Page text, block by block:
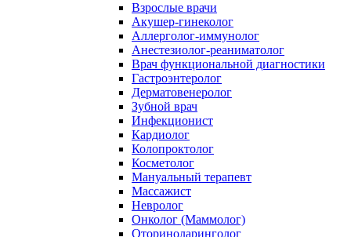
Взрослые врачи
Акушер-гинеколог
Аллерголог-иммунолог
Анестезиолог-реаниматолог
Врач функциональной диагностики
Гастроэнтеролог
Дерматовенеролог
Зубной врач
Инфекционист
Кардиолог
Колопроктолог
Косметолог
Мануальный терапевт
Массажист
Невролог
Онколог (Маммолог)
Оториноларинголог